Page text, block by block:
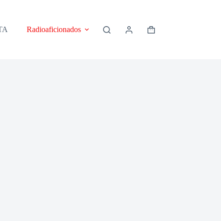
Radioaficionados POLÍTICAS DE
Shopping